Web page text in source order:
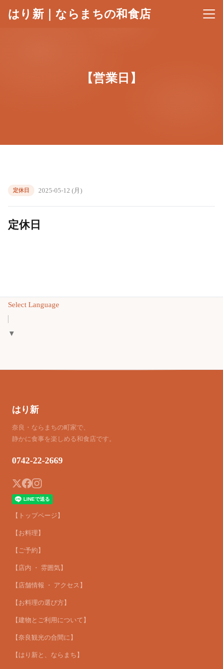
はり新｜ならまちの和食店 メニ
【営業日】
定休日 2025-05-12 (月)
定休日
Select Language
▼
はり新
奈良・ならまちの町家で、
静かに食事を楽しめる和食店です。
0742-22-2669
【トップページ】
【お料理】
【ご予約】
【店内 ・ 雰囲気】
【店舗情報 ・ アクセス】
【お料理の選び方】
【建物とご利用について】
【奈良観光の合間に】
【はり新と、ならまち】